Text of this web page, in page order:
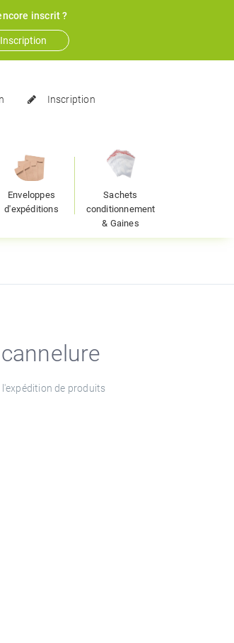
inscrit ?
Inscription
Inscription
Enveloppes
d'expéditions
Sachets
conditionnement
& Gaines
de produits